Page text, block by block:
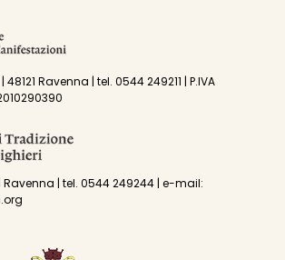
Ravenna | tel. 0544 249211 | P.IVA
Ravenna | tel. 0544 249244 | e-mail: